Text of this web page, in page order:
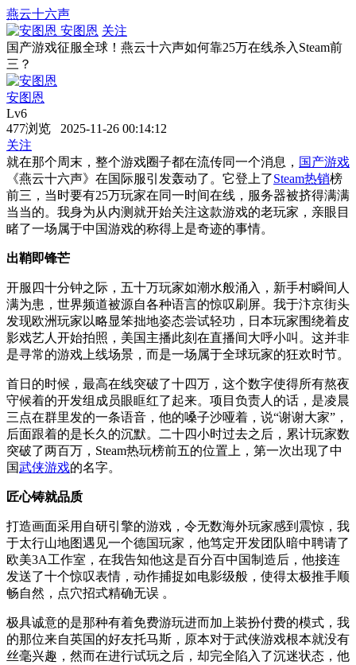
燕云十六声
安图恩 关注
国产游戏征服全球！燕云十六声如何靠25万在线杀入Steam前
三？
安图恩
Lv6
477浏览 2025-11-26 00:14:12
关注
就在那个周末，整个游戏圈子都在流传同一个消息， 国产游戏
《燕云十六声》在国际服引发轰动了。它登上了Steam热销榜
前三，当时要有25万玩家在同一时间在线，服务器被挤得满满
当当的。我身为从内测就开始关注这款游戏的老玩家，亲眼目
睹了一场属于中国游戏的称得上是奇迹的事情。
出鞘即锋芒
开服四十分钟之际，五十万玩家如潮水般涌入，新手村瞬间人
满为患，世界频道被源自各种语言的惊叹刷屏。我于汴京街头
发现欧洲玩家以略显笨拙地姿态尝试轻功，日本玩家围绕着皮
影戏艺人开始拍照，美国主播此刻在直播间大呼小叫。这并非
是寻常的游戏上线场景，而是一场属于全球玩家的狂欢时节。
首日的时候，最高在线突破了十四万，这个数字使得所有熬夜
守候着的开发组成员眼眶红了起来。项目负责人的话，是凌晨
三点在群里发的一条语音，他的嗓子沙哑着，说“谢谢大家”，
后面跟着的是长久的沉默。二十四小时过去之后，累计玩家数
突破了两百万，Steam热玩榜前五的位置上，第一次出现了中
国武侠游戏的名字。
匠心铸就品质
打造画面采用自研引擎的游戏，令无数海外玩家感到震惊，我
于太行山地图遇见一个德国玩家，他笃定开发团队暗中聘请了
欧美3A工作室，在我告知他这是百分百中国制造后，他接连
发送了十个惊叹表情，动作捕捉如电影级般，使得太极推手顺
畅自然，点穴招式精确无误 。
极具诚意的是那种有着免费游玩进而加上装扮付费的模式，我
的那位来自英国的好友托马斯，原本对于武侠游戏根本就没有
丝毫兴趣，然而在进行试玩之后，却完全陷入了沉迷状态，他